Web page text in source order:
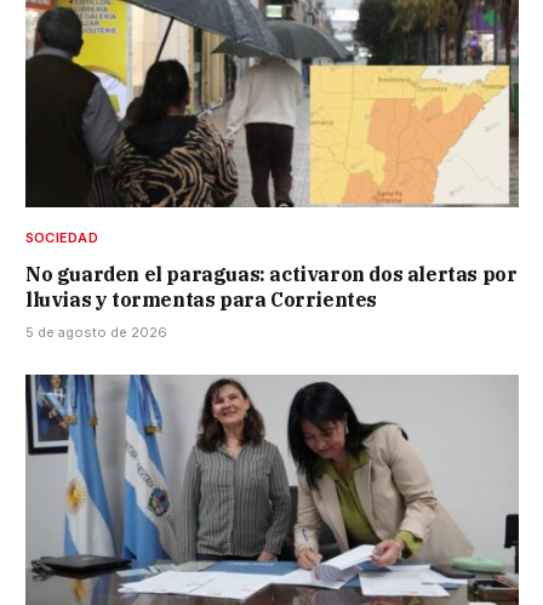
SOCIEDAD
No guarden el paraguas: activaron dos alertas por
lluvias y tormentas para Corrientes
5 de agosto de 2026